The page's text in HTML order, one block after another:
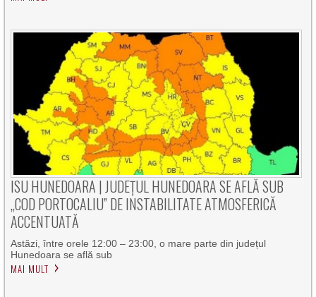
ISU HUNEDOARA | JUDEȚUL HUNEDOARA SE AFLĂ SUB
„COD PORTOCALIU” DE INSTABILITATE ATMOSFERICĂ
ACCENTUATĂ
Astăzi, între orele 12:00 – 23:00, o mare parte din județul
Hunedoara se află sub
MAI MULT